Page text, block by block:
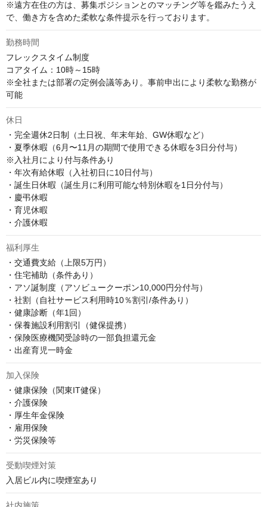
※遠方在住の方は、募集ポジションとのマッチング等を鑑みたうえ
で、働き方を含めた柔軟な条件提示を行っております。
勤務時間
フレックスタイム制度
コアタイム：10時～15時
※全社または部署の定例会議等あり。事前申出により柔軟な勤務が
可能
休日
・完全週休2日制（土日祝、年末年始、GW休暇など）
・夏季休暇（6月〜11月の期間で使用できる休暇を3日分付与）
※入社月により付与条件あり
・年次有給休暇（入社初日に10日付与）
・誕生日休暇（誕生月に利用可能な特別休暇を1日分付与）
・慶弔休暇
・育児休暇
・介護休暇
福利厚生
・交通費支給（上限5万円）
・住宅補助（条件あり）
・アソ誕制度（アソビュークーポン10,000円分付与）
・社割（自社サービス利用時10％割引/条件あり）
・健康診断（年1回）
・保養施設利用割引（健保提携）
・保険医療機関受診時の一部負担還元金
・出産育児一時金
加入保険
・健康保険（関東IT健保）
・介護保険
・厚生年金保険
・雇用保険
・労災保険等
受動喫煙対策
入居ビル内に喫煙室あり